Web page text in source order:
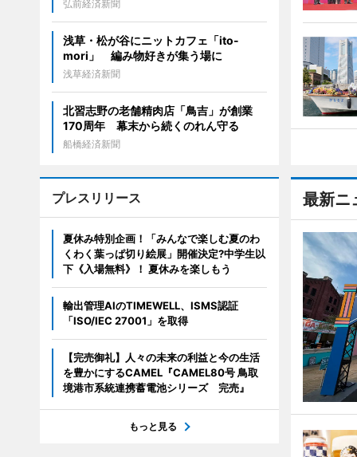
最新ニ
弘前経済新聞
浅草・松が谷にニットカフェ「ito-
mori」 編み物好きが集う場に
浅草経済新聞
北習志野の老舗精肉店「鳥吉」が創業
170周年 幕末から続くのれん守る
船橋経済新聞
プレスリリース
夏休み特別企画！「みんなで楽しむ夏のわ
くわく葉っぱ切り絵展」開催決定?中学生以
下《入場無料》！ 夏休みを楽しもう
輸出管理AIのTIMEWELL、ISMS認証
「ISO/IEC 27001」を取得
【完売御礼】人々の未来の利益と今の生活
を豊かにするCAMEL『CAMEL80号 鳥取
境港市系統連携蓄電池シリーズ 完売』
もっと見る